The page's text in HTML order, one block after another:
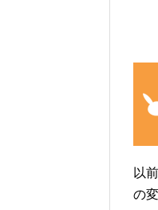
以
の